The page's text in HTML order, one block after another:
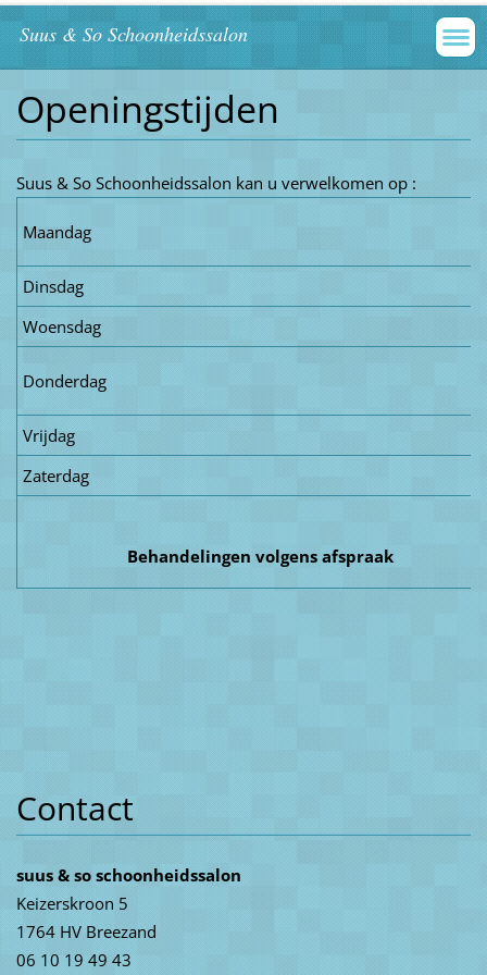
Suus & So Schoonheidssalon
Openingstijden
Suus & So Schoonheidssalon kan u verwelkomen op :
Maandag
Dinsdag
Woensdag
Donderdag
Vrijdag
Zaterdag
Behandelingen volgens afspraak
Contact
suus & so schoonheidssalon
Keizerskroon 5
1764 HV Breezand
06 10 19 49 43